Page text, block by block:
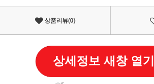
상품리뷰(0)
상세정보 새창 열기